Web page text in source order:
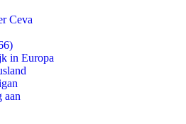
Ceva
in Europa
aan